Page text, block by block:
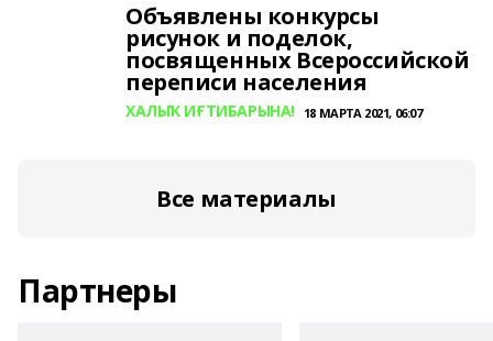
Объявлены конкурсы
рисунок и поделок,
посвященных Всероссийской
переписи населения
ХАЛЫҠ ИҒТИБАРЫНА! 18 МАРТА 2021, 06:07
Все материалы
Партнеры